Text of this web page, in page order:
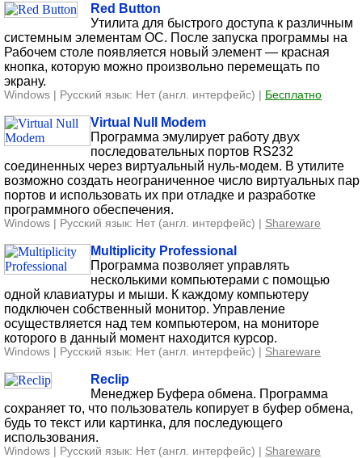
Red Button
Утилита для быстрого доступа к различным
системным элементам ОС. После запуска программы на
Рабочем столе появляется новый элемент — красная
кнопка, которую можно произвольно перемещать по
экрану.
Windows | Русский язык: Нет (англ. интерфейс) | Бесплатно
Virtual Null Modem
Программа эмулирует работу двух
последовательных портов RS232
соединенных через виртуальный нуль-модем. В утилите
возможно создать неограниченное число виртуальных пар
портов и использовать их при отладке и разработке
программного обеспечения.
Windows | Русский язык: Нет (англ. интерфейс) | Shareware
Multiplicity Professional
Программа позволяет управлять
несколькими компьютерами с помощью
одной клавиатуры и мыши. К каждому компьютеру
подключен собственный монитор. Управление
осуществляется над тем компьютером, на мониторе
которого в данный момент находится курсор.
Windows | Русский язык: Нет (англ. интерфейс) | Shareware
Reclip
Менеджер Буфера обмена. Программа
сохраняет то, что пользователь копирует в буфер обмена,
будь то текст или картинка, для последующего
использования.
Windows | Русский язык: Нет (англ. интерфейс) | Shareware